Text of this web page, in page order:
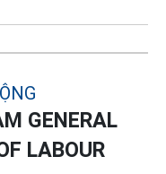
GENERAL
LABOUR